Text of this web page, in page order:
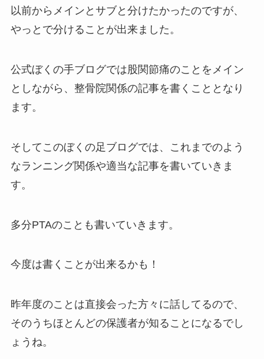
以前からメインとサブと分けたかったのですが、
やっとで分けることが出来ました。
公式ぼくの手ブログでは股関節痛のことをメイン
としながら、整骨院関係の記事を書くこととなり
ます。
そしてこのぼくの足ブログでは、これまでのよう
なランニング関係や適当な記事を書いていきま
す。
多分PTAのことも書いていきます。
今度は書くことが出来るかも！
昨年度のことは直接会った方々に話してるので、
そのうちほとんどの保護者が知ることになるでし
ょうね。